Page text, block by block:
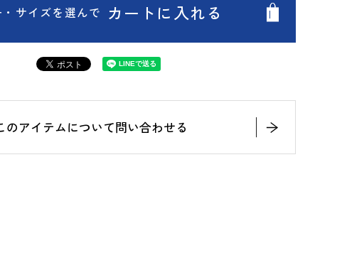
サイズを選んで カートに入れる
のアイテムについて問い合わせる